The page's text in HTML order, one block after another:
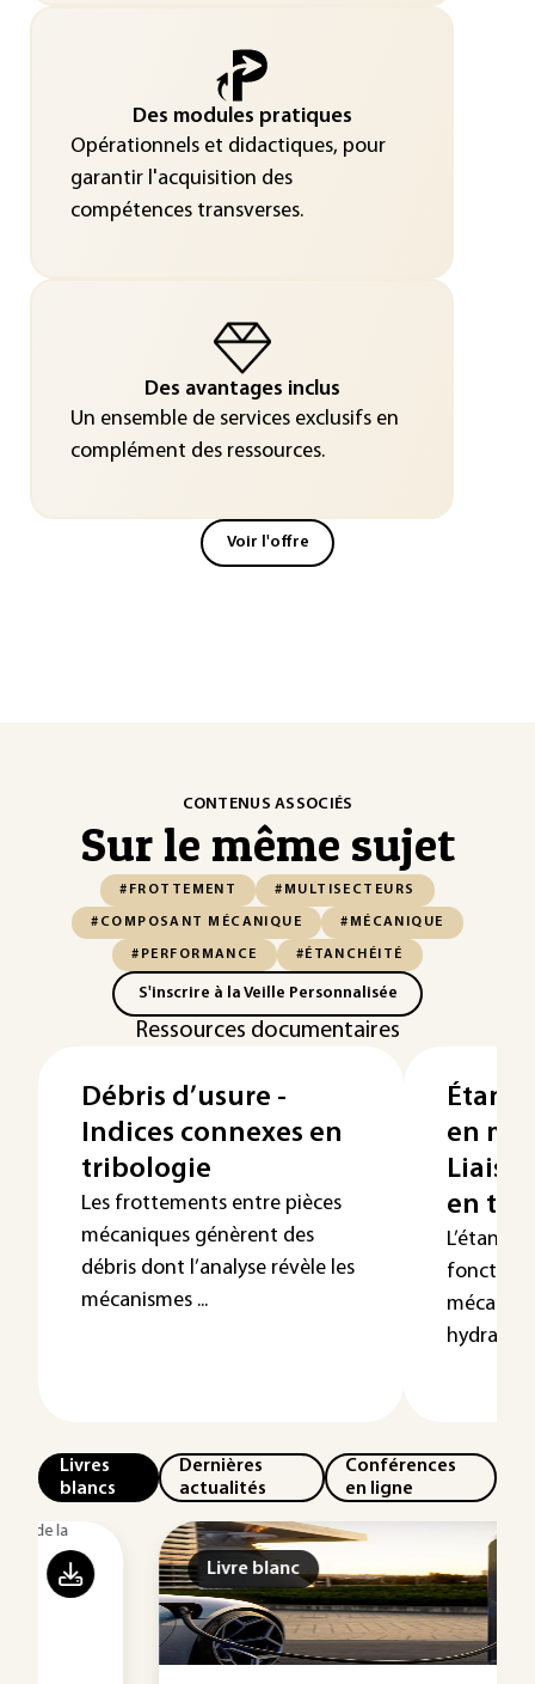
Des modules pratiques
Opérationnels et didactiques, pour
garantir l'acquisition des
compétences transverses.
Des avantages inclus
Un ensemble de services exclusifs en
complément des ressources.
Voir l'offre
CONTENUS ASSOCIÉS
Sur le même sujet
#FROTTEMENT #MULTISECTEURS
#COMPOSANT MÉCANIQUE #MÉCANIQUE
#PERFORMANCE #ÉTANCHÉITÉ
S'inscrire à la Veille Personnalisée
Ressources documentaires
Débris d’usure -
Indices connexes en
tribologie
Les frottements entre pièces
mécaniques génèrent des
débris dont l’analyse révèle les
mécanismes ...
en
en
fonction
Livres
blancs
Dernières
actualités
Conférences
en ligne
Livre blanc